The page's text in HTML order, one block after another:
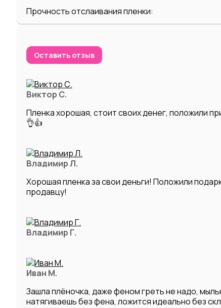
Прочность отслаивания пленки:
Оставить отзыв
Виктор С.
Пленка хорошая, стоит своих денег, положили
👌👍
Владимир Л.
Хорошая пленка за свои деньги! Положили
продавцу!
Владимир Г.
Иван М.
Зашла плёночка, даже феном греть не надо,
натягиваешь без фена, ложится идеально без